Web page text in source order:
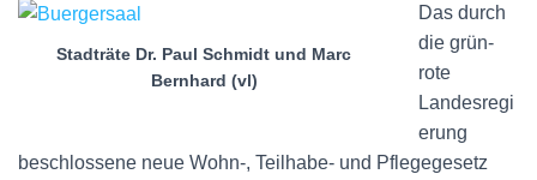
Stadträte Dr. Paul Schmidt und Marc
Bernhard (vl)
Das durch
die grün-
rote
Landesregi
erung
beschlossene neue Wohn-, Teilhabe- und Pflegegesetz